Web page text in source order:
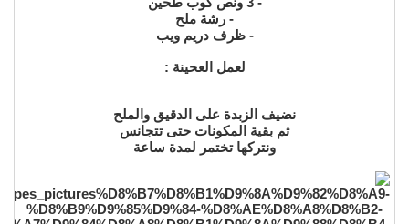
- رشة ملح
- ظرف دريم ويب
لعمل العحينة :
نضيف الزبدة على الدقيق والملح
ثم بقية المكونات حتى تتجانس
ونتركها تختمر لمدة ساعة